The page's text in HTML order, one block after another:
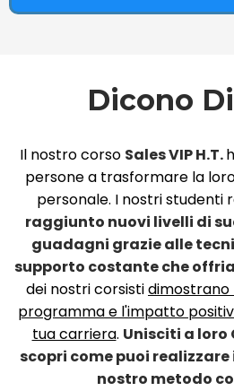
Dicono
Il nostro corso Sales VIP H.T.
persone a trasformare la
personale. I nostri studenti
raggiunto nuovi livelli di
guadagni grazie alle
supporto costante che
dei nostri corsistidimostrano
programma e l'impatto
tua carriera. Unisciti a loro
scopri come puoi
nostro metodo